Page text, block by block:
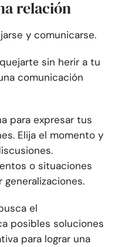
relación
y comunicarse.
sin herir a tu
comunicación
para expresar tus
Elija el momento y
o situaciones
el
posibles soluciones
para lograr una